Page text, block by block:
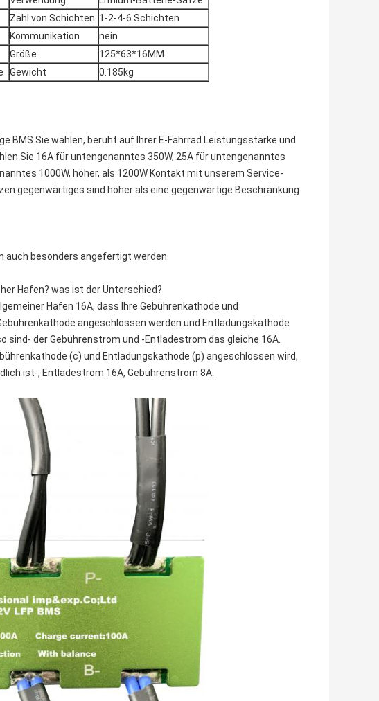
Zahl von Schichten 1-2-4-6 Schichten
Kommunikation
nein
Größe
125*63*16MM
Gewicht 0.185kg
BMS Sie wählen, beruht auf Ihrer E-Fahrrad Leistungsstärke und
Sie 16A für untengenanntes 350W, 25A für untengenanntes
1000W, höher, als 1200W Kontakt mit unserem Service-
gegenwärtiges sind höher als eine gegenwärtige Beschränkung
auch besonders angefertigt werden.
Hafen? was ist der Unterschied?
Hafen 16A, dass Ihre Gebührenkathode und
angeschlossen werden und Entladungskathode
der Gebührenstrom und -Entladestrom das gleiche 16A.
(c) und Entladungskathode (p) angeschlossen wird,
ist-, Entladestrom 16A, Gebührenstrom 8A.